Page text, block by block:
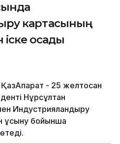
картасының
қосады
- 25 желтоқсан
Нұрсұлтан
Индустрияландыру
ұсыну бойынша